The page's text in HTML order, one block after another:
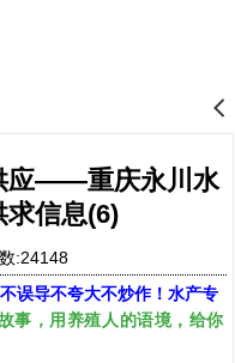
󰊒
应——重庆永川水
求信息(6)
:24148
误导不夸大不炒作！水产专
事，用养殖人的语境，给你